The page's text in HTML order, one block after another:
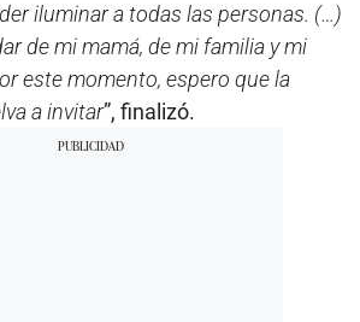
iluminar a todas las personas. (…)
de mi mamá, de mi familia y mi
este momento, espero que la
a invitar”, finalizó.